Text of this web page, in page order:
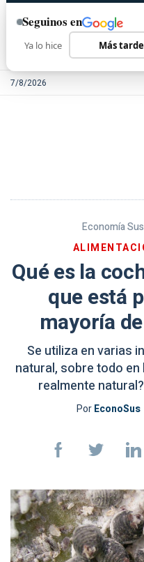
7/8/2026
Economía
Qué es la
que está
mayoría
Se utiliza en varias
natural, sobre todo
realmente
PorEconoSus
Seguinos en
Ya lo hice Más tarde